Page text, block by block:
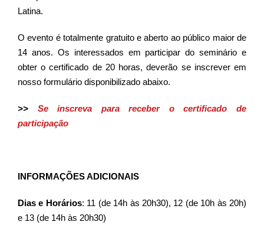
Latina.
O evento é totalmente gratuito e aberto ao público maior de
14 anos. Os interessados em participar do seminário e
obter o certificado de 20 horas, deverão se inscrever em
nosso formulário disponibilizado abaixo.
>> Se inscreva para receber o certificado de
participação
INFORMAÇÕES ADICIONAIS
Dias e Horários: 11 (de 14h às 20h30), 12 (de 10h às 20h)
e 13 (de 14h às 20h30)